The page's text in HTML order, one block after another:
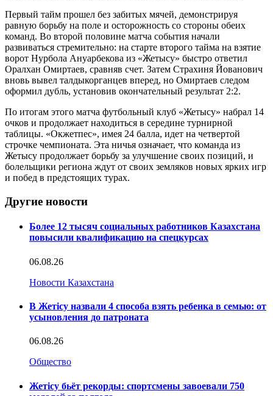
Первый тайм прошел без забитых мячей, демонстрируя
равную борьбу на поле и осторожность со стороны обеих
команд. Во второй половине матча события начали
развиваться стремительно: на старте второго тайма на взятие
ворот Нурбола Ануарбекова из «Жетысу» быстро ответил
Оралхан Омиртаев, сравняв счет. Затем Страхиня Йованович
вновь вывел талдыкорганцев вперед, но Омиртаев следом
оформил дубль, установив окончательный результат 2:2.
По итогам этого матча футбольный клуб «Жетысу» набрал 14
очков и продолжает находиться в середине турнирной
таблицы. «Окжетпес», имея 24 балла, идет на четвертой
строчке чемпионата. Эта ничья означает, что команда из
Жетысу продолжает борьбу за улучшение своих позиций, и
болельщики региона ждут от своих земляков новых ярких игр
и побед в предстоящих турах.
Другие новости
Более 12 тысяч социальных работников Казахстана
повысили квалификацию на спецкурсах
06.08.26
Новости Казахстана
В Жетісу назвали 4 способа взять ребенка в семью: от
усыновления до патроната
06.08.26
Общество
Жетісу бьёт рекорды: спортсмены завоевали 750